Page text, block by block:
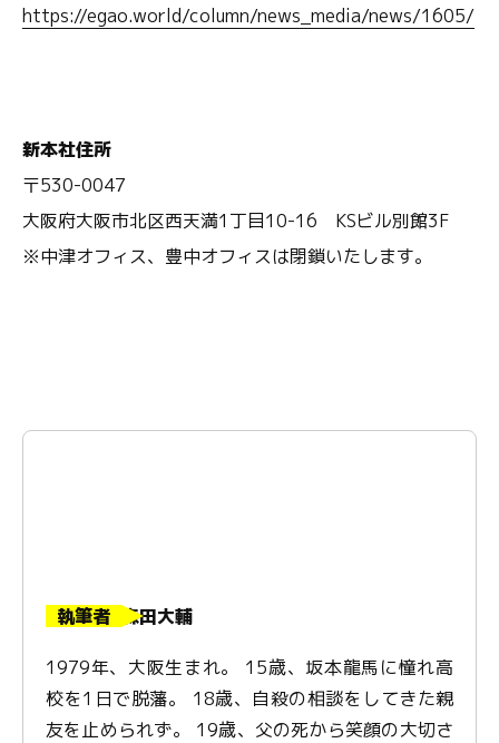
https://egao.world/column/news _media/news/1605/
新本社住所
〒530-0047
大阪府大阪市北区西天満1丁目10-16 KSビル別館3F
※中津オフィス、豊中オフィスは閉鎖いたします。
執筆者 森田大輔
1979年、大阪生まれ。 15歳、坂本龍馬に憧れ高
校を1日で脱藩。 18歳、自殺の相談をしてきた親
友を止められず。 19歳、父の死から笑顔の大切さ